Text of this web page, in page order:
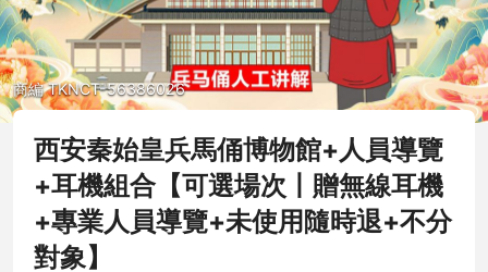
商編 TKNCT-56386026
西安秦始皇兵馬俑博物館+人員導覽
+耳機組合【可選場次丨贈無線耳機
+專業人員導覽+未使用隨時退+不分
對象】